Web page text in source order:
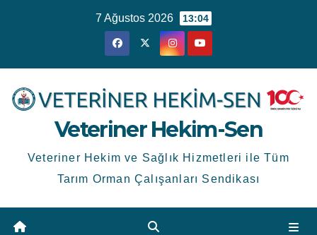
7 Ağustos 2026 13:04
Veteriner Hekim-Sen
Veteriner Hekim ve Sağlık Hizmetleri ile Tüm
Tarım Orman Çalışanları Sendikası